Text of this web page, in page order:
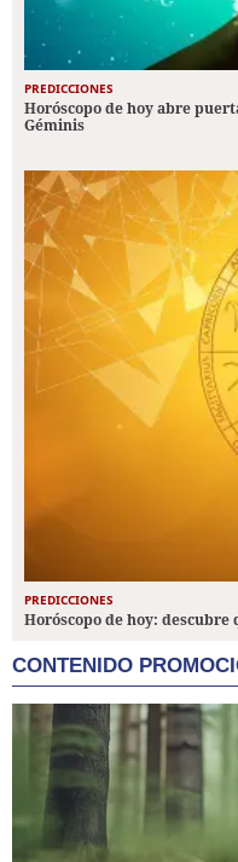
PREDICCIONES
Horóscopo de hoy abre
Géminis
PREDICCIONES
Horóscopo de hoy: descubre
CONTENIDO